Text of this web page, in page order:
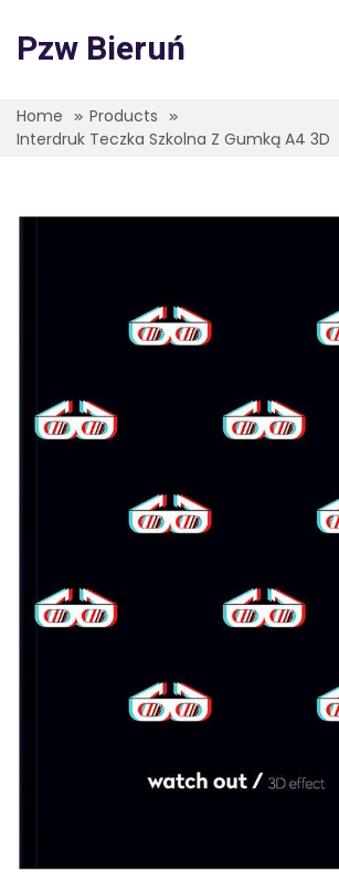
content
Pzw Bieruń
Home
Products
Interdruk Teczka Szkolna Z Gumką A4 3D